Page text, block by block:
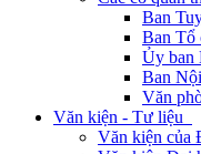
Ban
Ban Tổ
Ủy ban
Ban
Văn
Văn kiện - Tư liệu
Văn kiện của